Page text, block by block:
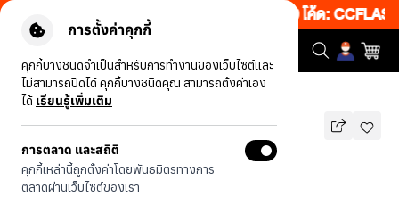
การตั้งค่าคุกกี้
คุกกี้บางชนิดจำเป็นสำหรับการทำงานของเว็บไซต์และ
ไม่สามารถปิดได้ คุกกี้บางชนิดคุณ สามารถตั้งค่าเอง
ได้ เรียนรู้เพิ่มเติม
การตลาด และสถิติ
คุกกี้เหล่านี้ถูกตั้งค่าโดยพันธมิตรทางการ
ตลาดผ่านเว็บไซต์ของเรา
บ 50% เพียงช้อป 1 ชิ้น เริ่มคืนนี้ 19.00-00.00 โค้ด: CCFLASH1
รุ่นทั้งหมด maison KEEPS The Fundamental
maison KEEPS The Fundamental
690 บาท